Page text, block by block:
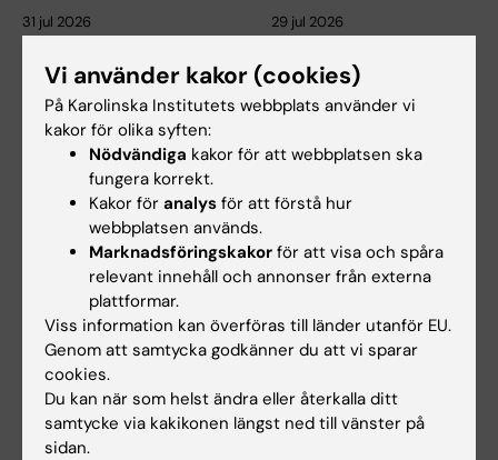
31 jul 2026
Business Winter
School 2026
Universitetet i Bonn, Reykjavík
University och Radboud
University har…
29 jul 2026
skolan om om
preklinisk
dning och
Universidad Miguel Hernández
tillkännage den…
Vi använder kakor (cookies)
På Karolinska Institutets webbplats använder vi
kakor för olika syften:
Nödvändiga kakor för att webbplatsen ska
fungera korrekt.
Kakor för analys för att förstå hur
webbplatsen används.
Marknadsföringskakor för att visa och spåra
relevant innehåll och annonser från externa
plattformar.
Viss information kan överföras till länder utanför EU.
Genom att samtycka godkänner du att vi sparar
cookies.
Du kan när som helst ändra eller återkalla ditt
samtycke via kakikonen längst ned till vänster på
sidan.